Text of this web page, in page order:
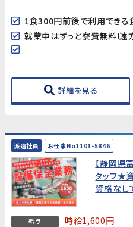
1食300円前後で利用でき
詳細を見る
派遣社員 お仕事No1101-5846
【静岡県
タッフ★
資格なし
給与 時給1,600円